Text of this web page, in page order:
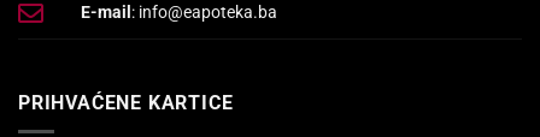
E-mail : info@eapoteka.ba
PRIHVAĆENE KARTICE